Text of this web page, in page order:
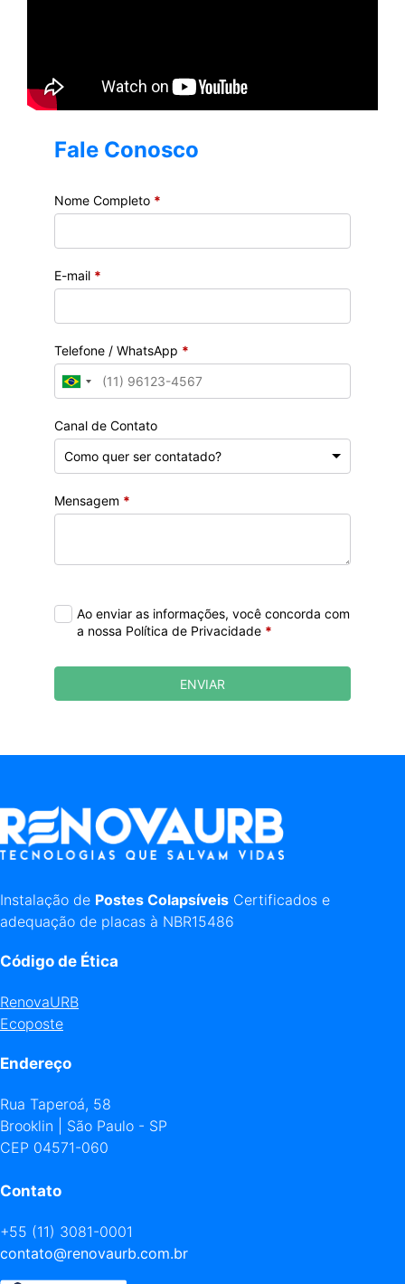
Fale Conosco
Nome Completo *
E-mail *
Telefone / WhatsApp *
Canal de Contato
Mensagem *
Ao enviar as informações, você concorda com
a nossa Política de Privacidade *
ENVIAR
Instalação de Postes Colapsíveis Certificados e
adequação de placas à NBR15486
Código de Ética
RenovaURB
Ecoposte
Endereço
Rua Taperoá, 58
Brooklin | São Paulo - SP
CEP 04571-060
Contato
+55 (11) 3081-0001
contato@renovaurb.com.br